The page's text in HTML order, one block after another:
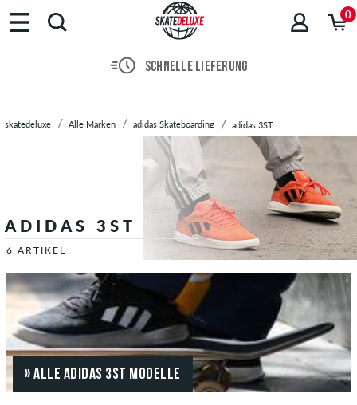
Marken
Skateboards
Sale
0
SCHNELLE LIEFERUNG
skatedeluxe Alle Marken adidas Skateboarding adidas 3ST
ADIDAS 3ST
6 ARTIKEL
» ALLE ADIDAS 3ST MODELLE